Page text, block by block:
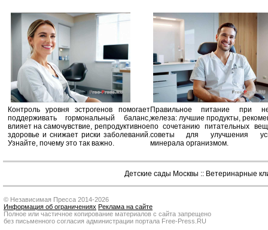
Контроль уровня эстрогенов помогает
поддерживать гормональный баланс,
влияет на самочувствие, репродуктивное
здоровье и снижает риски заболеваний.
Узнайте, почему это так важно.
Правильное питание при
железа: лучшие продукты,
по сочетанию питательных
советы для улучшения
минерала организмом.
Детские сады Москвы :: Ветеринарные
© Независимая Пресса 2014-2026
Информация об ограничениях Реклама на сайте
Полное или частичное копирование материалов с сайта запрещено
без письменного согласия администрации портала Free-Press.RU